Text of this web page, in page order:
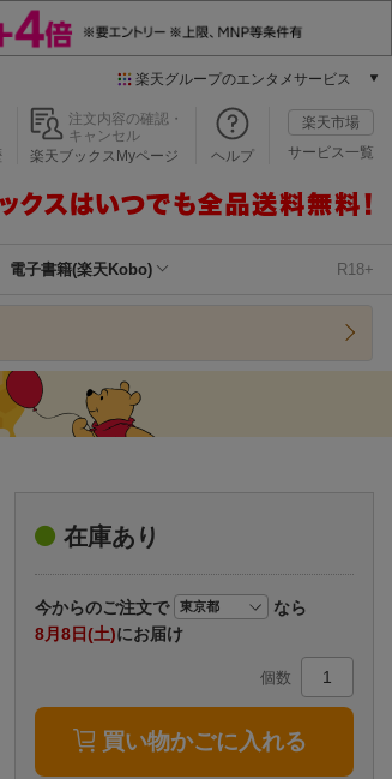
楽天グループのエンタメサービス
本/ゲーム/CD/DVD
楽天ブックス
楽天Kobo
エンタメニュース
推し楽
注文内容の確認・
キャンセル
楽天ブックスMyページ
ヘルプ
楽天市場
サービス一覧
電子書籍(楽天Kobo) R18+
在庫あり
今からのご注文で
なら
8月8日(土)にお届け
個数
買い物かごに入れる